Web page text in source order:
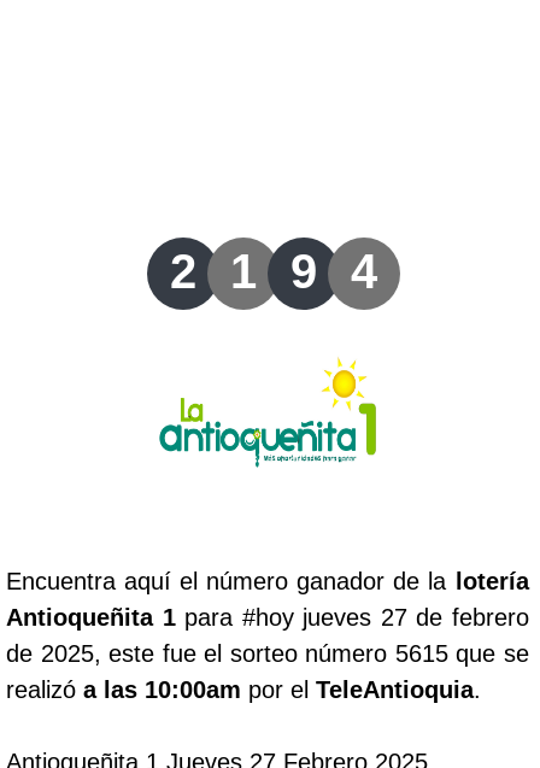
Lotería de Bogotá
Lotería de Medellín
Lotería del Cauca
Lotería de Boyaca
2 1 9 4
Encuentra aquí el número ganador de la
lotería
Antioqueñita 1para #hoy jueves 27 de febrero
de 2025, este fue el sorteo número 5615 que se
realizó a las 10:00am por el TeleAntioquia.
Antioqueñita 1 Jueves 27 Febrero 2025